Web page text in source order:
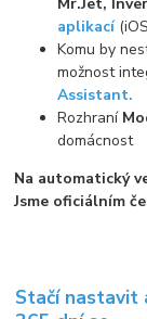
aplikací
Komu by
možnost
Assistant.
Rozhraní
domácnost
Na automatický
Jsme oficiálním
Stačí nastavit